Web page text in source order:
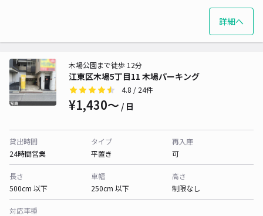
詳細へ
江東区木場5丁目11 木場パーキング
木場公園まで徒歩 12分
4.8 / 24件
¥1,430〜 / 日
貸出時間
24時間営業
タイプ
平置き
再入庫
可
長さ
500cm 以下
車幅
250cm 以下
高さ
制限なし
対応車種